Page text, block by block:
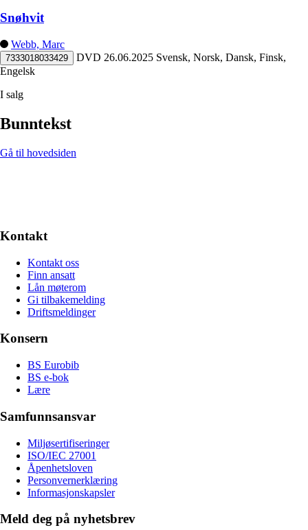
Snøhvit
Webb, Marc
7333018033429 DVD 26.06.2025 Svensk, Norsk, Dansk, Finsk,
Engelsk
I salg
Bunntekst
Gå til hovedsiden
Kontakt
Kontakt oss
Finn ansatt
Lån møterom
Gi tilbakemelding
Driftsmeldinger
Konsern
BS Eurobib
BS e-bok
Lære
Samfunnsansvar
Miljøsertifiseringer
ISO/IEC 27001
Åpenhetsloven
Personvernerklæring
Informasjonskapsler
Meld deg på nyhetsbrev